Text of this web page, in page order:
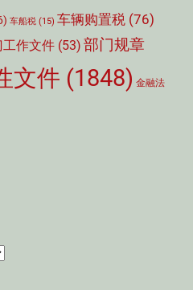
车船税 (15) 车辆购置税 (76)
工作文件 (53) 部门规章
文件 (1848) 金融法